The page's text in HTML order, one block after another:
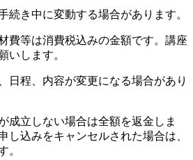
き中に変動する場合があります。
費等は消費税込みの金額です。講座
いします。
日程、内容が変更になる場合があり
成立しない場合は全額を返金しま
し込みをキャンセルされた場合は、
。